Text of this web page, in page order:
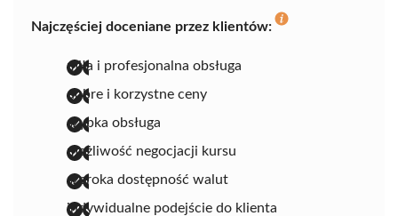
Najczęściej doceniane przez klientów:
miła i profesjonalna obsługa
dobre i korzystne ceny
szybka obsługa
możliwość negocjacji kursu
szeroka dostępność walut
indywidualne podejście do klienta